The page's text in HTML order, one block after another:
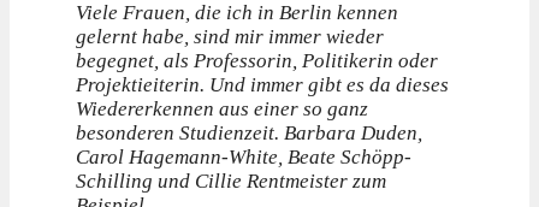
Viele Frauen, die ich in Berlin kennen
gelernt habe, sind mir immer wieder
begegnet, als Professorin, Politikerin oder
Projektieiterin. Und immer gibt es da dieses
Wiedererkennen aus einer so ganz
besonderen Studienzeit. Barbara Duden,
Carol Hagemann-White, Beate Schöpp-
Schilling und Cillie Rentmeister zum